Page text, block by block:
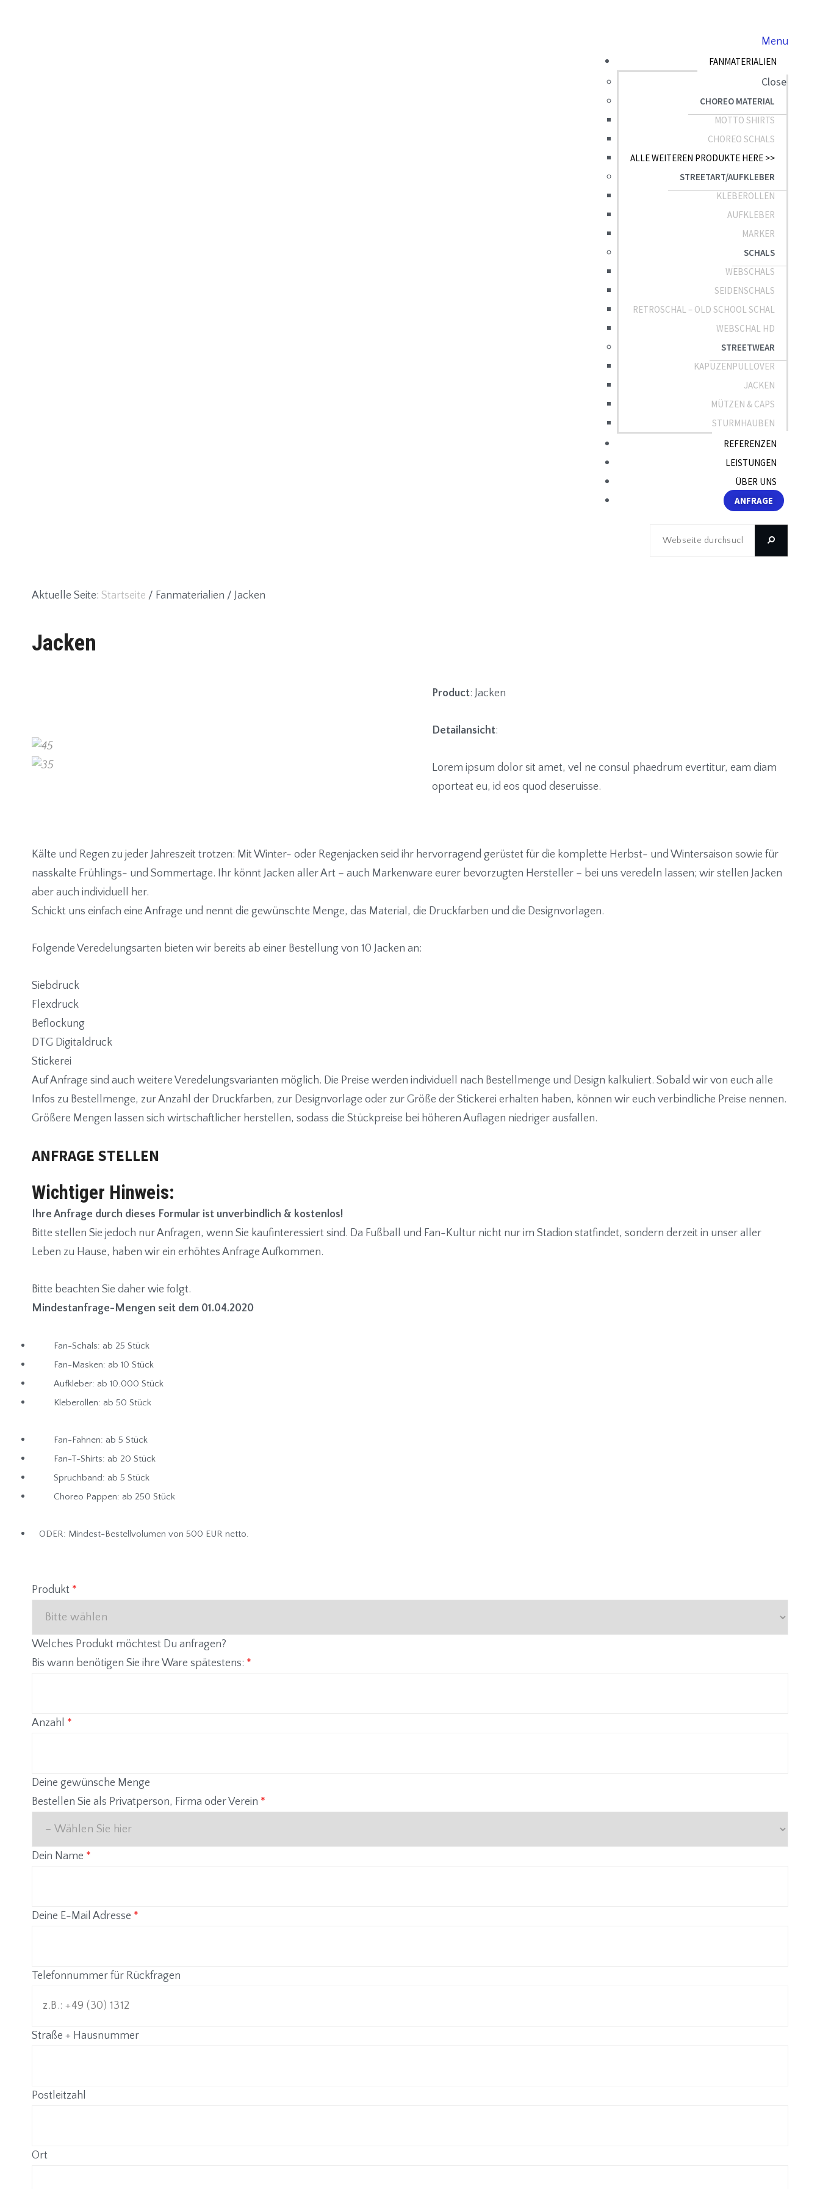
Menu
FANMATERIALIEN
Close
CHOREO MATERIAL
MOTTO SHIRTS
CHOREO SCHALS
ALLE WEITEREN PRODUKTE HERE >>
STREETART/AUFKLEBER
KLEBEROLLEN
AUFKLEBER
MARKER
SCHALS
WEBSCHALS
SEIDENSCHALS
RETROSCHAL – OLD SCHOOL SCHAL
WEBSCHAL HD
STREETWEAR
KAPUZENPULLOVER
JACKEN
MÜTZEN & CAPS
STURMHAUBEN
REFERENZEN
LEISTUNGEN
ÜBER UNS
ANFRAGE
Webseite

Aktuelle Seite: Startseite / Fanmaterialien / Jacken
Jacken
Product: Jacken
Detailansicht:
Lorem ipsum dolor sit amet, vel ne consul phaedrum evertitur, eam diam
oporteat eu, id eos quod deseruisse.
Kälte und Regen zu jeder Jahreszeit trotzen: Mit Winter- oder Regenjacken seid ihr hervorragend gerüstet für die komplette Herbst- und Wintersaison sowie für
nasskalte Frühlings- und Sommertage. Ihr könnt Jacken aller Art – auch Markenware eurer bevorzugten Hersteller – bei uns veredeln lassen; wir stellen Jacken
aber auch individuell her.
Schickt uns einfach eine Anfrage und nennt die gewünschte Menge, das Material, die Druckfarben und die Designvorlagen.
Folgende Veredelungsarten bieten wir bereits ab einer Bestellung von 10 Jacken an:
Siebdruck
Flexdruck
Beflockung
DTG Digitaldruck
Stickerei
Auf Anfrage sind auch weitere Veredelungsvarianten möglich. Die Preise werden individuell nach Bestellmenge und Design kalkuliert. Sobald wir von euch alle
Infos zu Bestellmenge, zur Anzahl der Druckfarben, zur Designvorlage oder zur Größe der Stickerei erhalten haben, können wir euch verbindliche Preise nennen.
Größere Mengen lassen sich wirtschaftlicher herstellen, sodass die Stückpreise bei höheren Auflagen niedriger ausfallen.
ANFRAGE STELLEN
Wichtiger Hinweis:
Ihre Anfrage durch dieses Formular ist unverbindlich & kostenlos!
Bitte stellen Sie jedoch nur Anfragen, wenn Sie kaufinteressiert sind. Da Fußball und Fan-Kultur nicht nur im Stadion statfindet, sondern derzeit in unser aller
Leben zu Hause, haben wir ein erhöhtes Anfrage Aufkommen.
Bitte beachten Sie daher wie folgt.
Mindestanfrage-Mengen seit dem 01.04.2020
Fan-Schals: ab 25 Stück
Fan-Masken: ab 10 Stück
Aufkleber: ab 10.000 Stück
Kleberollen: ab 50 Stück
Fan-Fahnen: ab 5 Stück
Fan-T-Shirts: ab 20 Stück
Spruchband: ab 5 Stück
Choreo Pappen: ab 250 Stück
ODER: Mindest-Bestellvolumen von 500 EUR netto.
Produkt *
Welches Produkt möchtest Du anfragen?
Bis wann benötigen Sie ihre Ware spätestens: *
Anzahl *
Deine gewünsche Menge
Bestellen Sie als Privatperson, Firma oder Verein *
Dein Name *
Deine E-Mail Adresse *
Telefonnummer für Rückfragen
Straße + Hausnummer
Postleitzahl
Ort